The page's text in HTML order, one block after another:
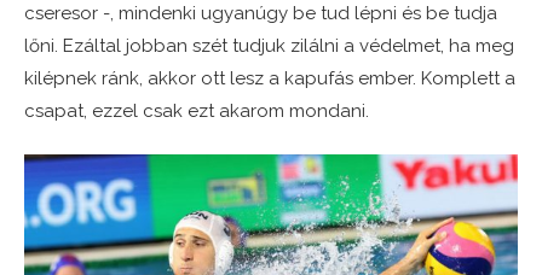
cseresor -, mindenki ugyanúgy be tud lépni és be tudja
lőni. Ezáltal jobban szét tudjuk zilálni a védelmet, ha meg
kilépnek ránk, akkor ott lesz a kapufás ember. Komplett a
csapat, ezzel csak ezt akarom mondani.